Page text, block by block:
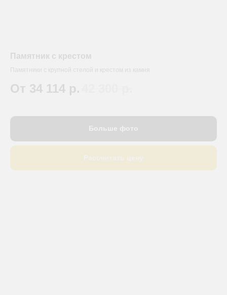
Памятник с крестом
Памятники с крупной стелой и крестом из камня
От 34 114 р.
Больше фото
Рассчитать цену